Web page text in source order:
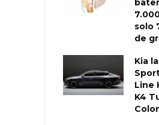
solo
de
Kia
Line
K4